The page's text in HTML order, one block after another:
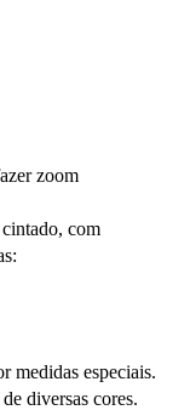
zoom
com
medidas especiais.
diversas cores.